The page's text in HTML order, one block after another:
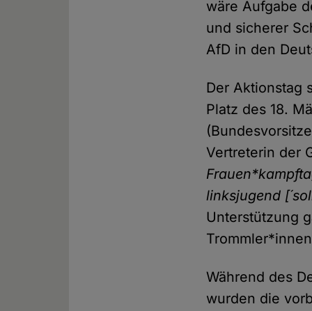
wäre Aufgabe
und sicherer
AfD in den
Der Aktionstag
Platz des 18.
Vertreterin der
linksjugend
Unterstützung
Während des
wurden die